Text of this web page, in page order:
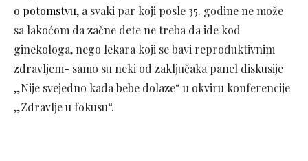
o potomstvu, a svaki par koji posle 35. godine ne može
sa lakoćom da začne dete ne treba da ide kod
ginekologa, nego lekara koji se bavi reproduktivnim
zdravljem- samo su neki od zaključaka panel diskusije
„Nije svejedno kada bebe dolaze“ u okviru konferencije
„Zdravlje u fokusu“.